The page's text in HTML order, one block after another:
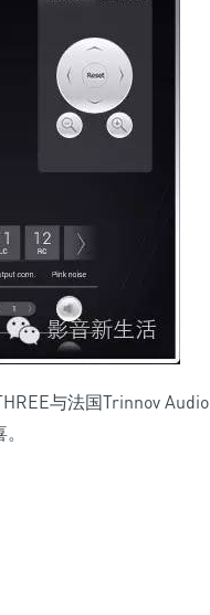
与法国Trinnov Audio